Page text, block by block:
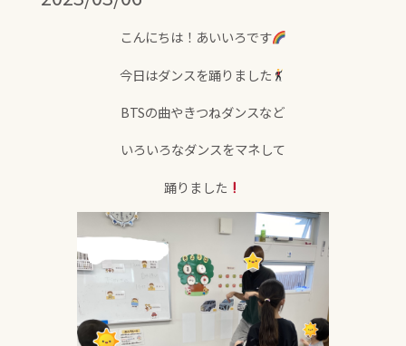
こんにちは！あいいろです
今日はダンスを踊りました
BTSの曲やきつねダンスなど
いろいろなダンスをマネして
踊りました